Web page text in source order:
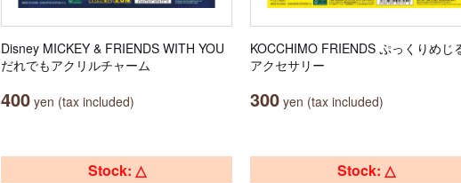
Disney MICKEY & FRIENDS WITH YOU
だれでもアクリルチャーム
400 yen (tax included)
KOCCHIMO FRIENDS ぷっくりめじ
アクセサリー
300 yen (tax included)
Stock: △ Stock: △